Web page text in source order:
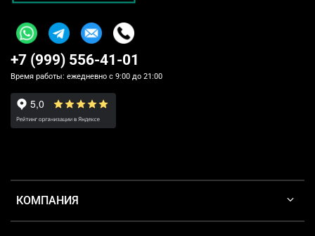
КОМПАНИЯ
+7 (999) 556-41-01
Время работы: ежедневно с 9:00 до 21:00